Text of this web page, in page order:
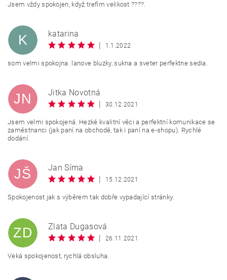
Jsem vždy spokojen, když trefím velikost ????.
K
katarina
|
1.1.2022
som velmi spokojna. lanove bluzky, sukna a sveter perfektne sedia.
JN
Jitka Novotná
|
30.12.2021
Jsem velmi spokojená. Hezké kvalitní věci a perfektní komunikace se
zaměstnanci (jak paní na obchodě, tak i paní na e-shopu). Rychlé
dodání.
JŠ
Jan Šíma
|
15.12.2021
Spokojenost jak s výběrem tak dobře vypadající stránky.
ZD
Zlata Dugasová
|
26.11.2021
Veká spokojenost, rychlá obsluha.